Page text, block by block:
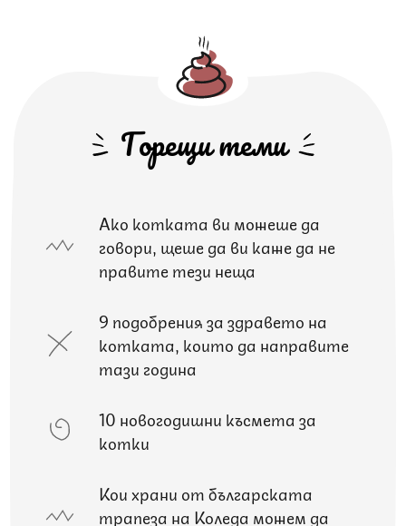
Горещи теми
Ако котката ви можеше да
говори, щеше да ви каже да не
правите тези неща
9 подобрения за здравето на
котката, които да направите
тази година
10 новогодишни късмета за
котки
Кои храни от българската
трапеза на Коледа можем да